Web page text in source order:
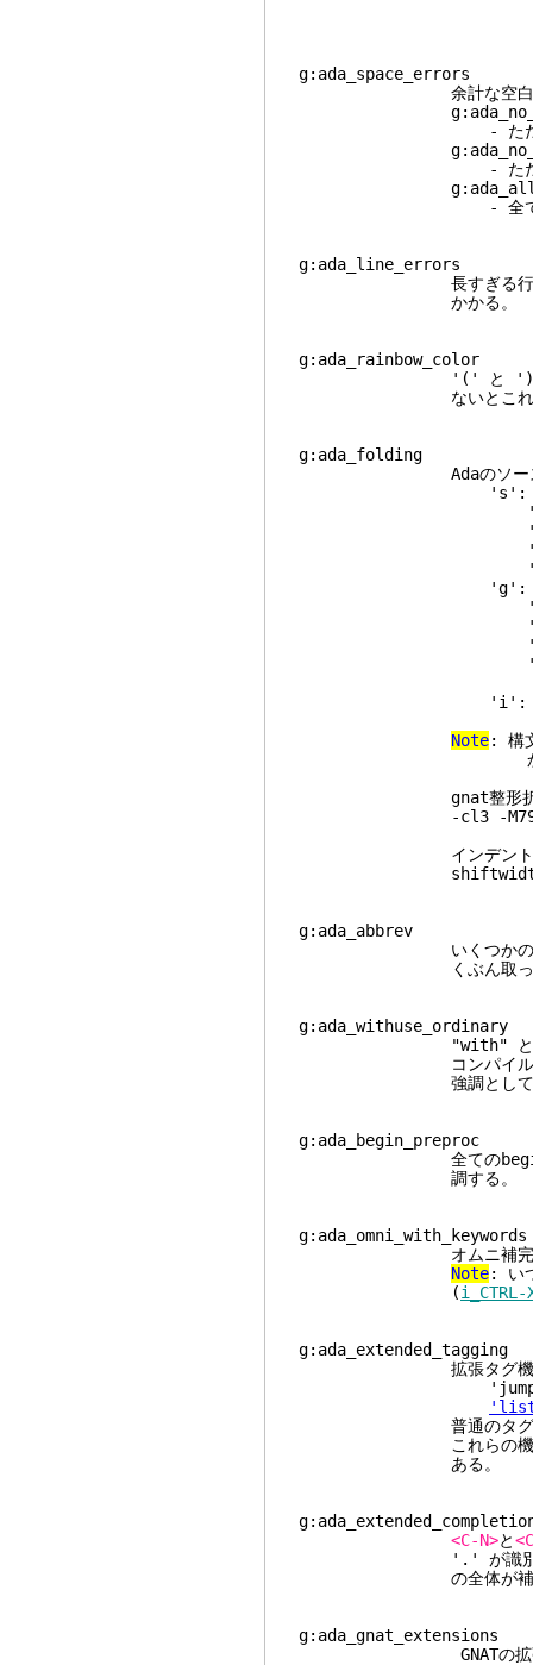
g:ada_space_errors 切
余計な空白文字を
- ただし行末のス
- ただしスペース
- 全てのタブ
g:ada_line_errors 切
長すぎる行を強
かかる。
g:ada_rainbow_color
'(' と ')' にレインボ
ないとこれは意
g:ada_folding
Adaのソースに折
's': 読み込み時に
'p': パッケ
'f': 関数と手
't': 型を
'c': 条件文
'g': 読み込み時に
'i': 孤
'b': 孤
'p': 孤
'x': 孤
'i': 読み込み時に
Note: 構
かgnat整形折り
gnat整形折り畳みを
-cl3 -M79 -c2 -
インデント折り畳み
shiftwidth=3
g:ada_abbrev 切替
いくつかの短縮入力を
くぶん取って代わ
g:ada_withuse_ordinary
"with" と "use" を通
コンパイルユニットへ
強調として表示
g:ada_begin_preproc
全てのbegin-likeなキ
調する。
g:ada_omni_with_keywords
オムニ補完
Note: い
(i_CTRL-
拡張タグ機能を使う
普通のタグ機能は関数
これらの機能がCにな
ある。
<C-N>と
'.' が識別子の一部
の全体が補完さ
g:ada_gnat_extensions
GNATの拡張に